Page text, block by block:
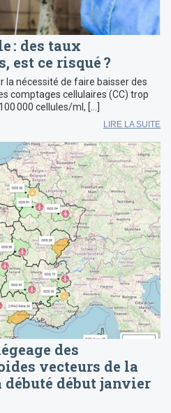
: des taux
est ce risqué ?
la nécessité de faire baisser des
comptages cellulaires (CC) trop
000 cellules/ml, […]
LIRE LA SUITE
des
vecteurs de la
débuté début janvier